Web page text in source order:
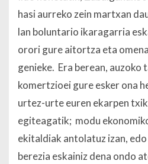
hasi aurreko zein martxan
lan boluntario ikaragarria
orori gure aitortza eta
genieke. Era berean, auzoko
komertzioei gure esker ona
urtez-urte euren ekarpen
egiteagatik; modu
ekitaldiak antolatuz izan,
berezia eskainiz dena ondo